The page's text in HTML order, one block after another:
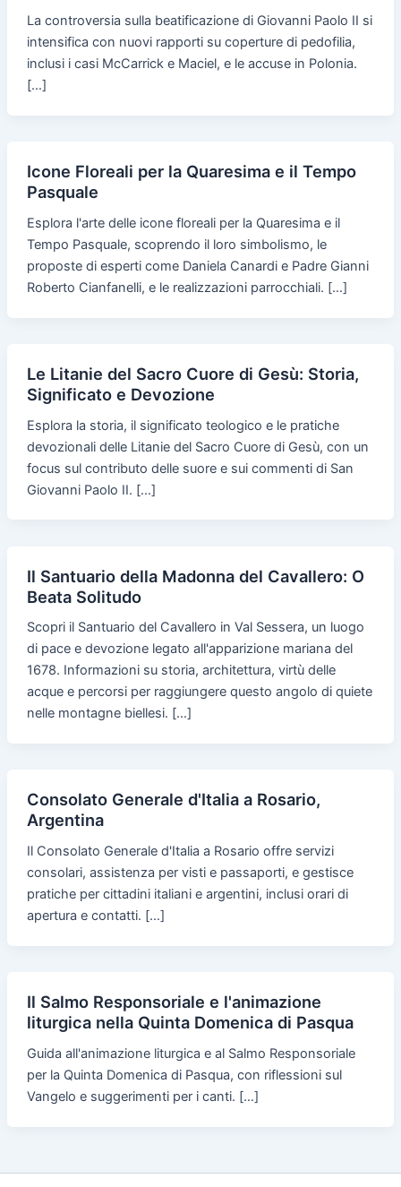
La controversia sulla beatificazione di Giovanni Paolo II si
intensifica con nuovi rapporti su coperture di pedofilia,
inclusi i casi McCarrick e Maciel, e le accuse in Polonia.
[…]
Icone Floreali per la Quaresima e il Tempo
Pasquale
Esplora l'arte delle icone floreali per la Quaresima e il
Tempo Pasquale, scoprendo il loro simbolismo, le
proposte di esperti come Daniela Canardi e Padre Gianni
Roberto Cianfanelli, e le realizzazioni parrocchiali. […]
Le Litanie del Sacro Cuore di Gesù: Storia,
Significato e Devozione
Esplora la storia, il significato teologico e le pratiche
devozionali delle Litanie del Sacro Cuore di Gesù, con un
focus sul contributo delle suore e sui commenti di San
Giovanni Paolo II. […]
Il Santuario della Madonna del Cavallero: O
Beata Solitudo
Scopri il Santuario del Cavallero in Val Sessera, un luogo
di pace e devozione legato all'apparizione mariana del
1678. Informazioni su storia, architettura, virtù delle
acque e percorsi per raggiungere questo angolo di quiete
nelle montagne biellesi. […]
Consolato Generale d'Italia a Rosario,
Argentina
Il Consolato Generale d'Italia a Rosario offre servizi
consolari, assistenza per visti e passaporti, e gestisce
pratiche per cittadini italiani e argentini, inclusi orari di
apertura e contatti. […]
Il Salmo Responsoriale e l'animazione
liturgica nella Quinta Domenica di Pasqua
Guida all'animazione liturgica e al Salmo Responsoriale
per la Quinta Domenica di Pasqua, con riflessioni sul
Vangelo e suggerimenti per i canti. […]